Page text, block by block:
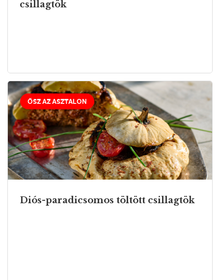
csillagtök
ŐSZ AZ ASZTALON
Diós-paradicsomos töltött csillagtök